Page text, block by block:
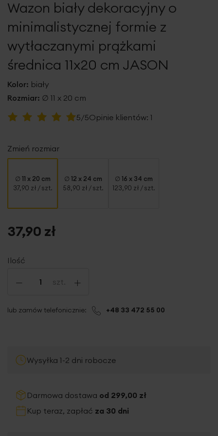
galerii
Wazon biały dekoracyjny o
minimalistycznej formie z
wytłaczanymi prążkami
średnica 11x20 cm JASON
Kolor: biały
Rozmiar: ∅ 11 x 20 cm
Ocena:
5/5Opinie klientów: 1
Zmień rozmiar
∅ 11 x 20 cm
37,90 zł / szt.
∅ 12 x 24 cm
58,90 zł / szt.
∅ 16 x 34 cm
123,90 zł / szt.
Ilość
- szt. +
37,90 zł
lub zamów telefonicznie: +48 33 472 55 00
Wysyłka 1-2 dni robocze
Darmowa dostawa od 299,00 zł
Kup teraz, zapłać za 30 dni